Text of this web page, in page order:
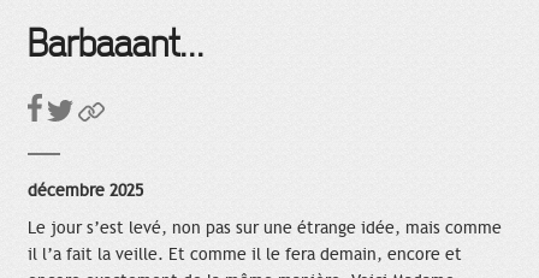
Barbaaant...
décembre 2025
Le jour s’est levé, non pas sur une étrange idée, mais comme
il l’a fait la veille. Et comme il le fera demain, encore et